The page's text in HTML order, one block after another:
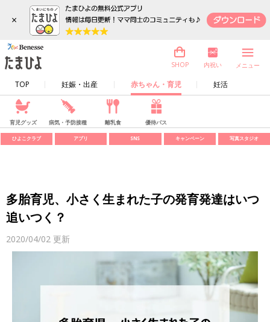
×
TOP 妊娠・出産 赤ちゃん・育児 妊活
SHOP 内祝い メニュー
育児グッズ 病気・予防接種 離乳食 優待パス
ひよこクラブ アプリ SNS キャンペーン 写真スタジオ
多胎育児、小さく生まれた子の発育発達はいつ
追いつく？
2020/04/02 更新